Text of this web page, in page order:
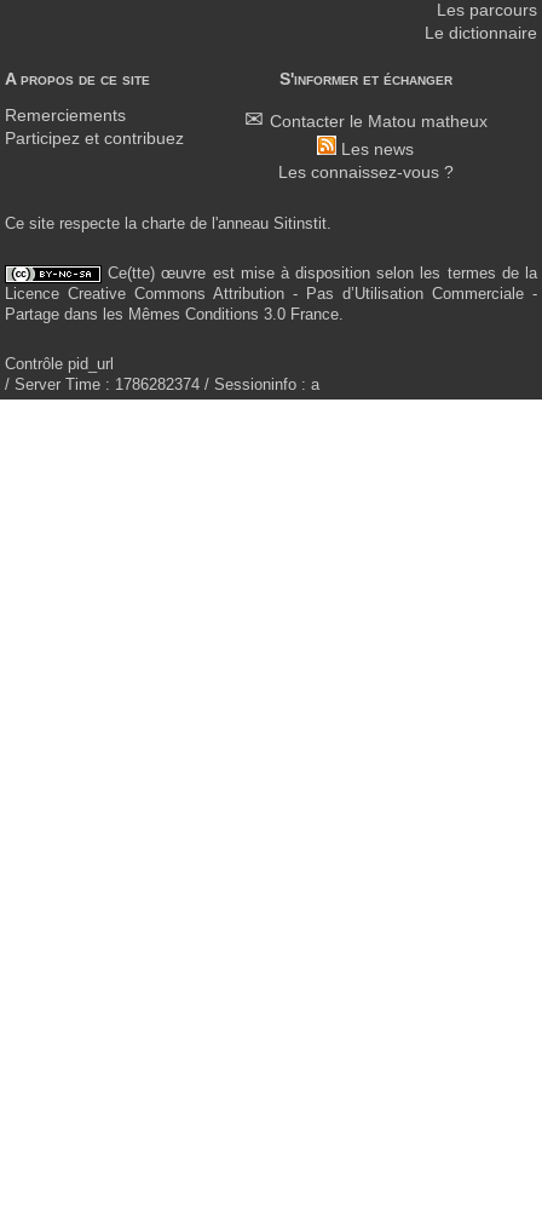
A propos de ce site
Remerciements
Participez et contribuez
S'informer et échanger
Contacter le Matou matheux
Les news
Les connaissez-vous ?
Les parcours
Le dictionnaire
Ce site respecte la charte de l'anneau Sitinstit.
Ce(tte) œuvre est mise à disposition selon les termes de la
Licence Creative Commons Attribution - Pas d’Utilisation Commerciale -
Partage dans les Mêmes Conditions 3.0 France.
Contrôle pid_url
/ Server Time : 1786282374 / Sessioninfo : a